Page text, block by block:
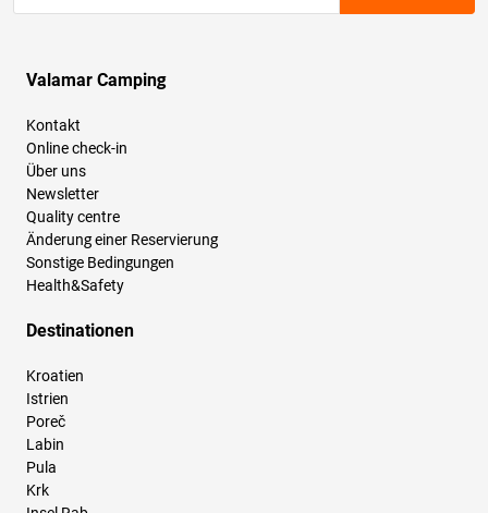
Valamar Camping
Kontakt
Online check-in
Über uns
Newsletter
Quality centre
Änderung einer Reservierung
Sonstige Bedingungen
Health&Safety
Destinationen
Kroatien
Istrien
Poreč
Labin
Pula
Krk